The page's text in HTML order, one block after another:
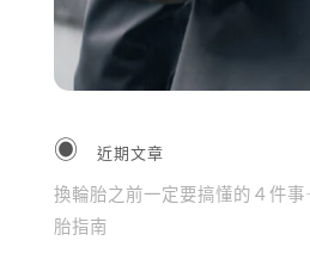
近期文章
換輪胎之前一定要搞懂的４件
胎指南